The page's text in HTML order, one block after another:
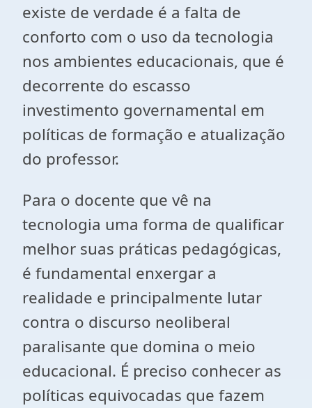
existe de verdade é a falta de
conforto com o uso da tecnologia
nos ambientes educacionais, que é
decorrente do escasso
investimento governamental em
políticas de formação e atualização
do professor.
Para o docente que vê na
tecnologia uma forma de qualificar
melhor suas práticas pedagógicas,
é fundamental enxergar a
realidade e principalmente lutar
contra o discurso neoliberal
paralisante que domina o meio
educacional. É preciso conhecer as
políticas equivocadas que fazem